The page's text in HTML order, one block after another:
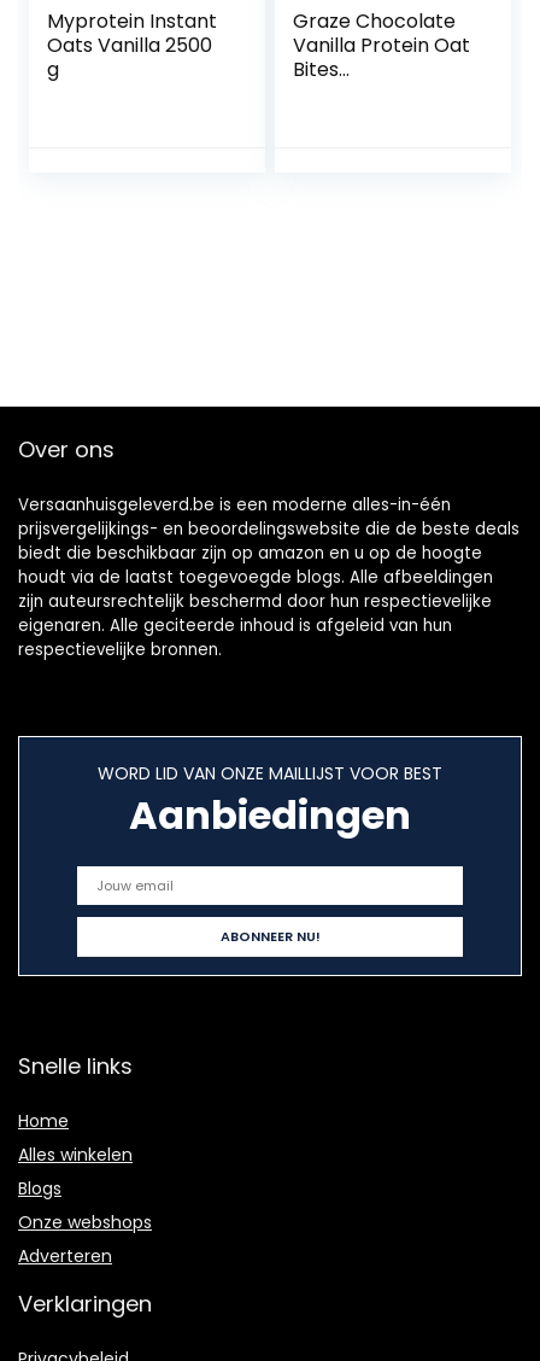
Myprotein Instant
Oats Vanilla 2500
g
Graze Chocolate
Vanilla Protein Oat
Bites
Over ons
Versaanhuisgeleverd.be is een moderne alles-in-één
prijsvergelijkings- en beoordelingswebsite die de beste deals
biedt die beschikbaar zijn op amazon en u op de hoogte
houdt via de laatst toegevoegde blogs. Alle afbeeldingen
zijn auteursrechtelijk beschermd door hun respectievelijke
eigenaren. Alle geciteerde inhoud is afgeleid van hun
respectievelijke bronnen.
WORD LID VAN ONZE MAILLIJST VOOR BEST
Aanbiedingen
Snelle links
Home
Alles winkelen
Blogs
Onze webshops
Adverteren
Verklaringen